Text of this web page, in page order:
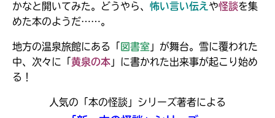
かなと開いてみた。どうやら、 怖い言い伝え や怪談を集
めた本のようだ……。
地方の温泉旅館にある「 図書室 」が舞台。雪に覆われた
中、次々に「 黄泉の本 」に書かれた出来事が起こり始め
る！
人気の「本の怪談」シリーズ著者による